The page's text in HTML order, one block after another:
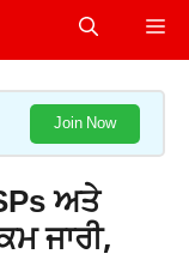
Join Now
ਅਤੇ
ਜਾਰੀ,